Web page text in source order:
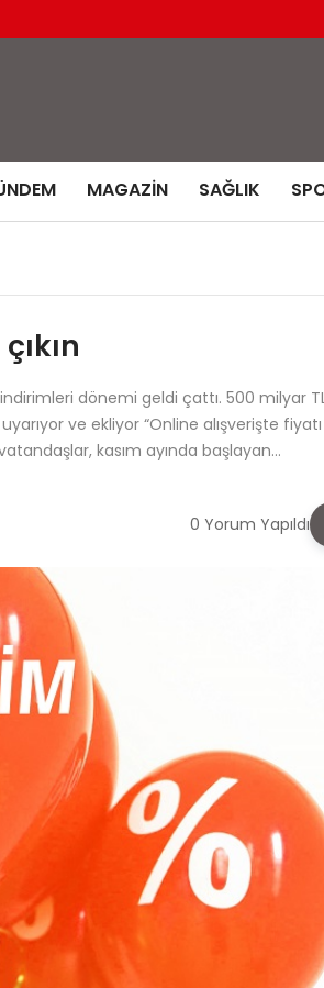
MAGAZIN SAĞLIK
dönemi geldi çattı. 500 milyar
ve ekliyor “Online alışverişte
kasım ayında başlayan…
0 Yorum Yapıldı